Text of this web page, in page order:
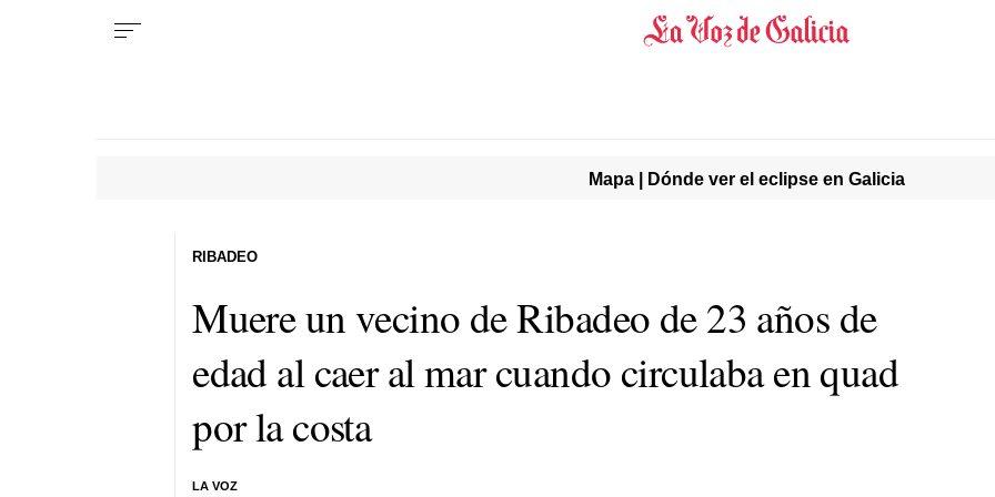
Mapa | Dónde ver el eclipse en Galicia
Muere un vecino de Ribadeo de 23 años de
edad al caer al mar cuando circulaba en quad
por la costa
LA VOZ
RIBADEO